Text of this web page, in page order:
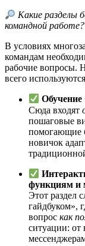
Какие разделы
командной работе?
В условиях
командам
рабочие вопросы.
всего
Сюда входят
пошаговые
помогающие
новичок
функциям и
Этот раздел
гайдбуком»,
вопрос как
ситуации: от